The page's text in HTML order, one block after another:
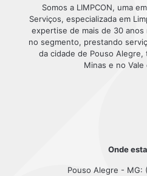
Somos a LIMPCON, uma
Serviços, especializada em
expertise de mais de 30
no segmento, prestando
da cidade de Pouso Alegre,
Minas e no Vale
Onde
Pouso Alegre - MG: